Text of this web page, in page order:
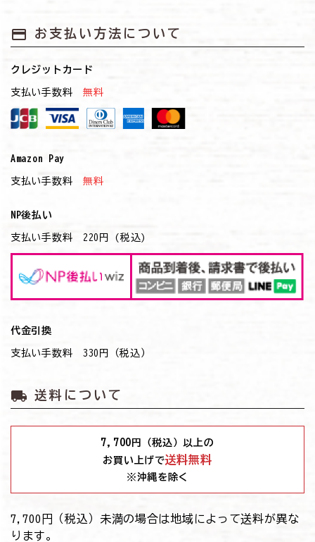
payment お支払い方法について
クレジットカード
支払い手数料 無料
Amazon Pay
支払い手数料 無料
NP後払い
支払い手数料 220円 (税込)
代金引換
支払い手数料 330円（税込）
local_shipping 送料について
7,700 円（税込）以上の
お買い上げで送料無料
※沖縄を除く
7,700円（税込）未満の場合は地域によって送料が異な
ります。